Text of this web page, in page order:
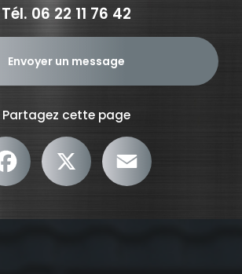
Tél. 06 22 11 76 42
Envoyer un message
Partagez cette page
Facebook